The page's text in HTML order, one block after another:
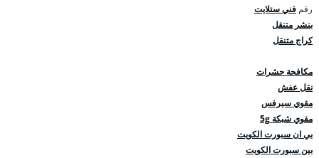
رقم فني ستلايت
بنشر متنقل
كراج متنقل
مكافحة حشرات
نقل عفش
مقوي سيرفس
مقوي شبكة 5g
بي ان سبورت الكويت
بين سبورت الكويت